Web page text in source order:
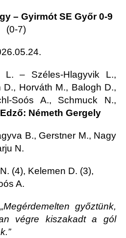
– Gyirmót SE Győr 0-9
(0-7)
L. – Széles-Hlagyvik L.,
D., Horváth M., Balogh D.,
Soós A., Schmuck N.,
Németh Gergely
B., Gerstner M., Nagy
N.
(4), Kelemen D. (3),
A.
„Megérdemelten győztünk,
végre kiszakadt a gól